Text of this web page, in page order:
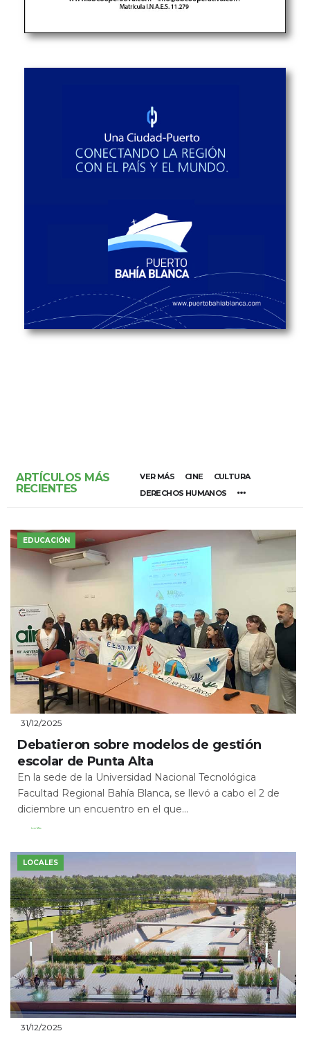
ARTÍCULOS MÁS
RECIENTES
VER MÁS CINE
CULTURA
DERECHOS HUMANOS
EDUCACIÓN
31/12/2025
Debatieron sobre modelos de gestión
escolar de Punta Alta
En la sede de la Universidad Nacional Tecnológica
Facultad Regional Bahía Blanca, se llevó a cabo el 2 de
diciembre un encuentro en el que...
Leer Más
LOCALES
31/12/2025